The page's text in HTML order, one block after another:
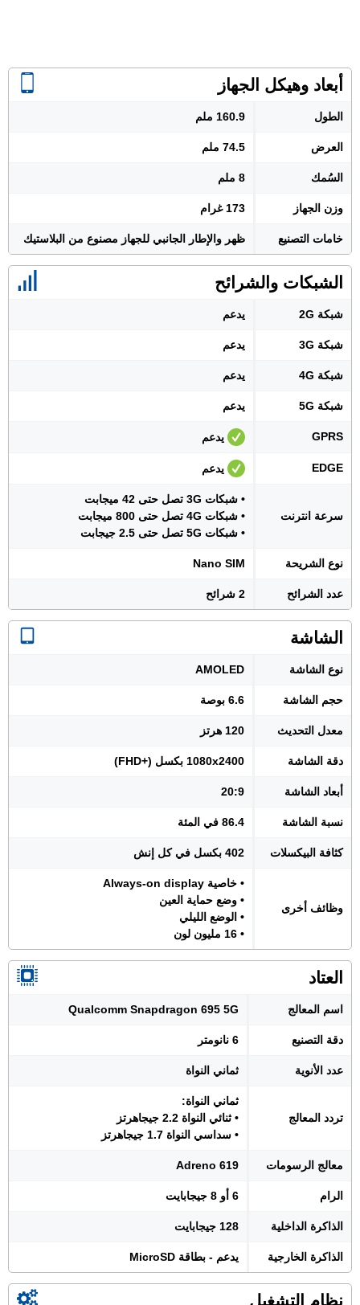
أبعاد وهيكل الجهاز
الطول 160.9 ملم
العرض 74.5 ملم
السُمك 8 ملم
وزن الجهاز 173 غرام
خامات التصنيع ظهر والإطار الجانبي للجهاز مصنوع من البلاستيك
الشبكات والشرائح
شبكة 2G يدعم
شبكة 3G يدعم
شبكة 4G يدعم
شبكة 5G يدعم
GPRS يدعم
EDGE يدعم
سرعة انترنت
• شبكات 3G تصل حتى 42 ميجابت
• شبكات 4G تصل حتى 800 ميجابت
• شبكات 5G تصل حتى 2.5 جيجابت
نوع الشريحة Nano SIM
عدد الشرائح 2 شرائح
الشاشة
نوع الشاشة AMOLED
حجم الشاشة 6.6 بوصة
معدل التحديث 120 هرتز
دقة الشاشة 1080x2400 بكسل (+FHD)
أبعاد الشاشة 20:9
نسبة الشاشة 86.4 في المئة
كثافة البيكسلات 402 بكسل في كل إنش
وظائف أخرى
• خاصية Always-on display
• وضع حماية العين
• الوضع الليلي
• 16 مليون لون
العتاد
اسم المعالج Qualcomm Snapdragon 695 5G
دقة التصنيع 6 نانومتر
عدد الأنوية ثماني النواة
تردد المعالج
ثماني النواة:
• ثنائي النواة 2.2 جيجاهرتز
• سداسي النواة 1.7 جيجاهرتز
معالج الرسومات Adreno 619
الرام 6 أو 8 جيجابايت
الذاكرة الداخلية 128 جيجابايت
الذاكرة الخارجية يدعم - بطاقة MicroSD
نظام التشغيل